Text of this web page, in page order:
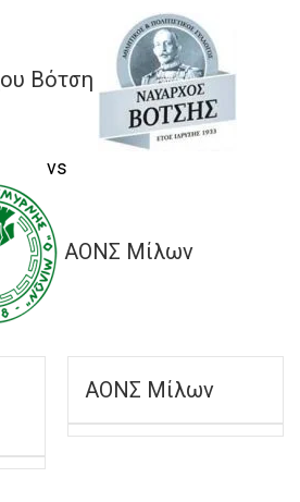
Βότση
vs
ΑΟΝΣ Μίλων
ΑΟΝΣ Μίλων